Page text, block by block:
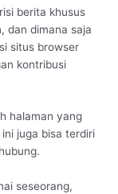
berita khusus
dan dimana saja
situs browser
kontribusi
halaman yang
juga bisa terdiri
seseorang,